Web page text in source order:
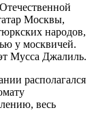
Москвы,
народов,
у москвичей.
Мусса Джалиль.
располагался
весь